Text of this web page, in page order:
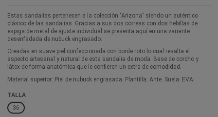
Estas sandalias pertenecen a la colección "Arizona" siendo un auténtico
clásico de las sandalias. Gracias a sus dos correas con dos hebillas de
espiga de metal de ajuste individual se presenta aquí en una variante
desenfadada de nubuck engrasado.
Creadas en suave piel confeccionada con borde roto lo cual resalta el
aspecto artesanal y natural de esta sandalia de moda. Base de corcho y
látex de forma anatómica que le confieren un extra de comodidad.
Material superior: Piel de nubuck engrasada. Plantilla: Ante. Suela: EVA.
TALLA
36